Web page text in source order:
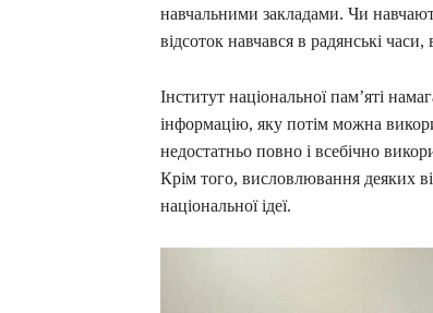
навчальними закладами. Чи
відсоток навчався в радянські
Інститут національної пам’яті
інформацію, яку потім можна
недостатньо повно і всебічно
Крім того, висловлювання деяких
національної ідеї.